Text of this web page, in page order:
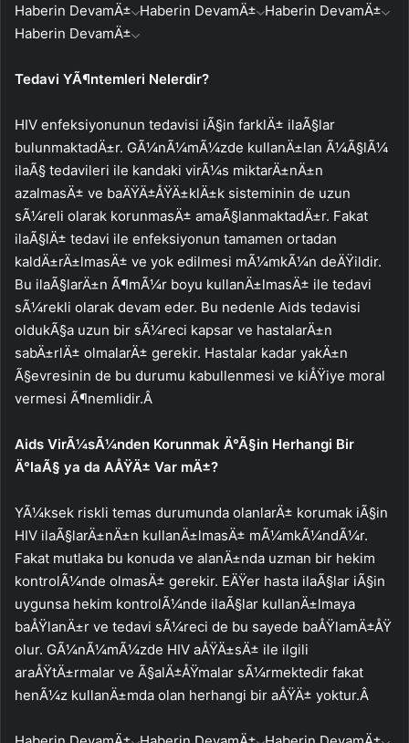
Haberin DevamÄ± Haberin DevamÄ± Haberin DevamÄ±
Haberin DevamÄ±
Tedavi YÃ¶ntemleri Nelerdir?
HIV enfeksiyonunun tedavisi iÃ§in farklÄ± ilaÃ§lar
bulunmaktadÄ±r. GÃ¼nÃ¼mÃ¼zde kullanÄ±lan Ã¼Ã§lÃ¼
ilaÃ§ tedavileri ile kandaki virÃ¼s miktarÄ±nÄ±n
azalmasÄ± ve baÄŸÄ±ÅŸÄ±klÄ±k sisteminin de uzun
sÃ¼reli olarak korunmasÄ± amaÃ§lanmaktadÄ±r. Fakat
ilaÃ§lÄ± tedavi ile enfeksiyonun tamamen ortadan
kaldÄ±rÄ±lmasÄ± ve yok edilmesi mÃ¼mkÃ¼n deÄŸildir.
Bu ilaÃ§larÄ±n Ã¶mÃ¼r boyu kullanÄ±lmasÄ± ile tedavi
sÃ¼rekli olarak devam eder. Bu nedenle Aids tedavisi
oldukÃ§a uzun bir sÃ¼reci kapsar ve hastalarÄ±n
sabÄ±rlÄ± olmalarÄ± gerekir. Hastalar kadar yakÄ±n
Ã§evresinin de bu durumu kabullenmesi ve kiÅŸiye moral
vermesi Ã¶nemlidir.Â
Aids VirÃ¼sÃ¼nden Korunmak Ä°Ã§in Herhangi Bir
Ä°laÃ§ ya da AÅŸÄ± Var mÄ±?
YÃ¼ksek riskli temas durumunda olanlarÄ± korumak iÃ§in
HIV ilaÃ§larÄ±nÄ±n kullanÄ±lmasÄ± mÃ¼mkÃ¼ndÃ¼r.
Fakat mutlaka bu konuda ve alanÄ±nda uzman bir hekim
kontrolÃ¼nde olmasÄ± gerekir. EÄŸer hasta ilaÃ§lar iÃ§in
uygunsa hekim kontrolÃ¼nde ilaÃ§lar kullanÄ±lmaya
baÅŸlanÄ±r ve tedavi sÃ¼reci de bu sayede baÅŸlamÄ±ÅŸ
olur. GÃ¼nÃ¼mÃ¼zde HIV aÅŸÄ±sÄ± ile ilgili
araÅŸtÄ±rmalar ve Ã§alÄ±ÅŸmalar sÃ¼rmektedir fakat
henÃ¼z kullanÄ±mda olan herhangi bir aÅŸÄ± yoktur.Â